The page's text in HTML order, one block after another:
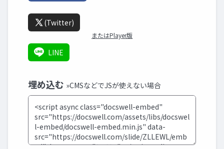
(Twitter)
またはPlayer版
LINE
埋め込む »CMSなどでJSが使えない場合